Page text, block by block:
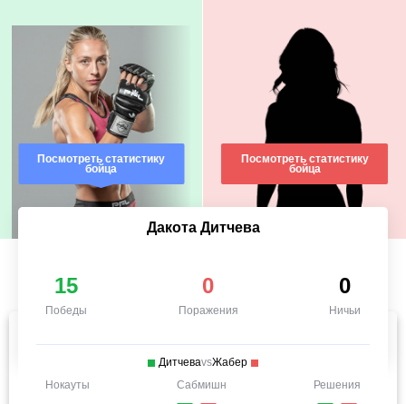
Посмотреть статистику
бойца
Посмотреть статистику
бойца
Дакота Дитчева
15
Победы
0
Поражения
0
Ничьи
ДитчеваvsЖабер
Нокауты
Сабмишн Решения